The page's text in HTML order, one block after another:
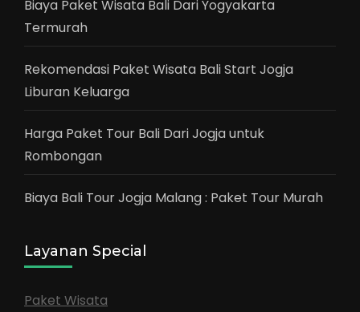
Biaya Paket Wisata Bali Dari Yogyakarta
Termurah
Rekomendasi Paket Wisata Bali Start Jogja
Liburan Keluarga
Harga Paket Tour Bali Dari Jogja untuk
Rombongan
Biaya Bali Tour Jogja Malang : Paket Tour Murah
Layanan Special
Paket Wisata